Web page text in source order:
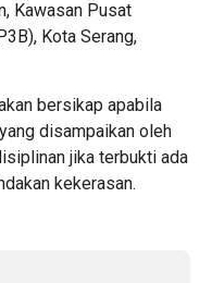
Kawasan Pusat
Kota Serang,
bersikap apabila
disampaikan oleh
jika terbukti ada
kekerasan.